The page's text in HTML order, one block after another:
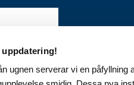
uppdatering!
ugnen serverar vi en påfyllning
.